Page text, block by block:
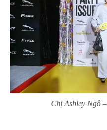
Chị Ashley Ngô